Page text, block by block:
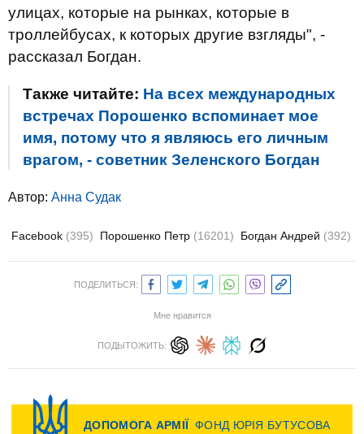
улицах, которые на рынках, которые в
троллейбусах, к которых другие взгляды", -
рассказал Богдан.
Также читайте: На всех международных
встречах Порошенко вспоминает мое
имя, потому что я являюсь его личным
врагом, - советник Зеленского Богдан
Автор: Анна Судак
Facebook (395) Порошенко Петр (16201) Богдан Андрей (392)
ПОДЕЛИТЬСЯ:
Мне нравится
ПОДЫТОЖИТЬ: